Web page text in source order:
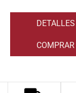
DETALLES
COMPRAR